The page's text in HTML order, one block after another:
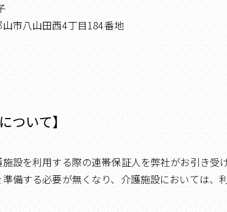
八山田西4丁目184番地
ついて】
設を利用する際の連帯保証人を弊社がお引き受
備する必要が無くなり、介護施設においては、